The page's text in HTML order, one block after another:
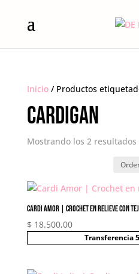
Inicio/ Productos
cardigan
Mostrando los 2 resultados
Cardi Amor | Crochet en relieve con
$ 18.500,00
Transferencia